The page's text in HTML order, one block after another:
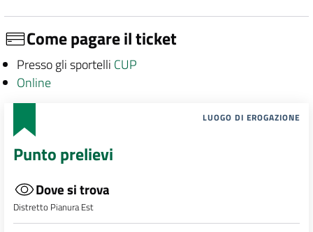
Come pagare il ticket
Presso gli sportelli CUP
Online
LUOGO DI EROGAZIONE
Punto prelievi
Dove si trova
Distretto Pianura Est